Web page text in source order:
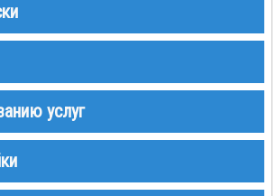
услуг